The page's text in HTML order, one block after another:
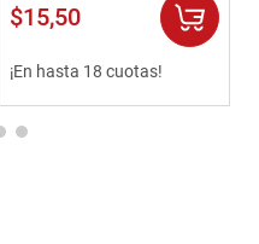
$15,50
¡En hasta 18 cuotas!